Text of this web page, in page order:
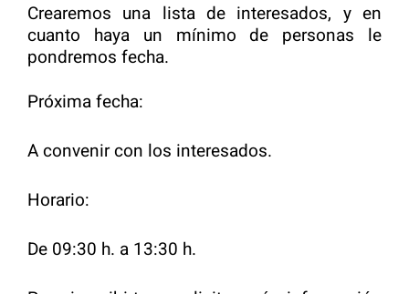
Crearemos una lista de interesados, y en
cuanto haya un mínimo de personas le
pondremos fecha.
Próxima fecha:
A convenir con los interesados.
Horario:
De 09:30 h. a 13:30 h.